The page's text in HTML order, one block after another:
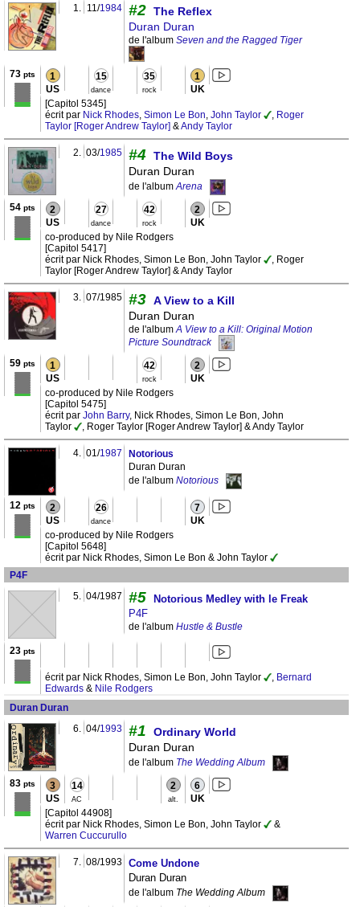
1.
11/1984 #2 The Reflex
Duran Duran
de l'album Seven and the Ragged Tiger
73 pts 1
US
15
dance
35
rock
1
UK
[Capitol 5345]
écrit par Nick Rhodes Simon Le Bon John Taylor
Roger
Taylor [Roger Andrew Taylor] & Andy Taylor
2. 03/1985 #4 The Wild Boys
Duran Duran
de l'album Arena
54 pts 2
US
27
dance
42
rock
2
UK
co-produced by Nile Rodgers
[Capitol 5417]
écrit par Nick Rhodes, Simon Le Bon, John Taylor
, Roger
Taylor [Roger Andrew Taylor] & Andy Taylor
3. 07/1985 #3 A View to a Kill
Duran Duran
de l'album A View to a Kill: Original Motion
Picture Soundtrack
59 pts 1
US
42
rock
2
UK
co-produced by Nile Rodgers
[Capitol 5475]
écrit par John Barry, Nick Rhodes, Simon Le Bon, John
Taylor
, Roger Taylor [Roger Andrew Taylor] & Andy Taylor
4. 01/1987
Notorious
Duran Duran
de l'album Notorious
12 pts 2
US
26
dance
7
UK
co-produced by Nile Rodgers
[Capitol 5648]
écrit par Nick Rhodes, Simon Le Bon & John Taylor
P4F
5.
04/1987 #5 Notorious Medley with le Freak
P4F
de l'album Hustle & Bustle
23 pts
écrit par Nick Rhodes, Simon Le Bon, John Taylor
Bernard
Edwards & Nile Rodgers
Duran Duran
6.
04/1993 #1
Ordinary World
Duran Duran
de l'album The Wedding Album
83 pts 3
US
14
AC
2
alt.
6
UK
[Capitol 44908]
écrit par Nick Rhodes, Simon Le Bon, John Taylor
&
Warren Cuccurullo
7. 08/1993 Come Undone
Duran Duran
de l'album The Wedding Album